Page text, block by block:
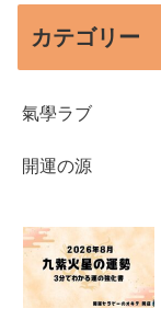
カテゴリー
氣學ラブ
開運の源